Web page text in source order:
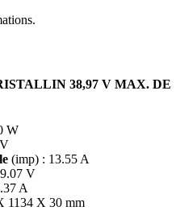
38,97 V MAX. DE
W
(imp) : 13.55 A
V
A
1134 X 30 mm